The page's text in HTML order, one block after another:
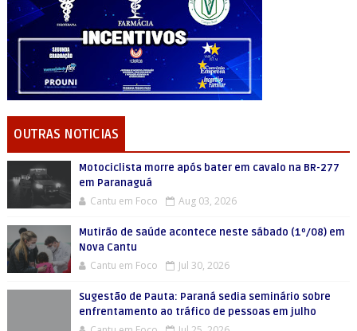
OUTRAS NOTICIAS
Motociclista morre após bater em cavalo na BR-277
em Paranaguá
Cantu em Foco Aug 03, 2026
Mutirão de saúde acontece neste sábado (1º/08) em
Nova Cantu
Cantu em Foco Jul 30, 2026
Sugestão de Pauta: Paraná sedia seminário sobre
enfrentamento ao tráfico de pessoas em julho